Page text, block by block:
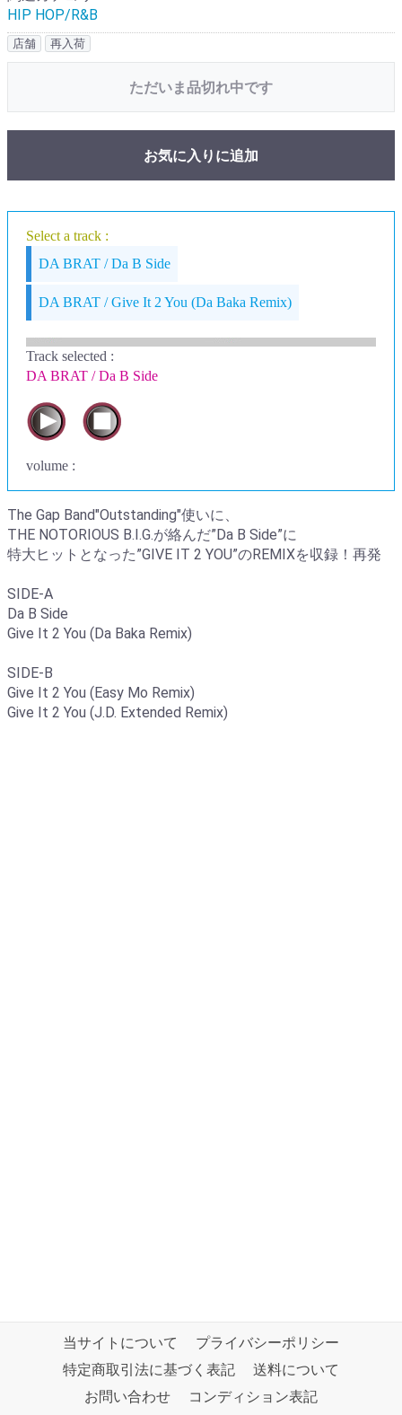
HIP HOP/R&B
店舗 再入荷
ただいま品切れ中です
お気に入りに追加
Select a track :
DA BRAT / Da B Side
DA BRAT / Give It 2 You (Da Baka Remix)
Track selected :
DA BRAT / Da B Side
volume :
The Gap Band"Outstanding"使いに、
THE NOTORIOUS B.I.G.が絡んだ”Da B Side”に
特大ヒットとなった”GIVE IT 2 YOU”のREMIXを収録！再発
SIDE-A
Da B Side
Give It 2 You (Da Baka Remix)
SIDE-B
Give It 2 You (Easy Mo Remix)
Give It 2 You (J.D. Extended Remix)
当サイトについて
プライバシーポリシー
特定商取引法に基づく表記
送料について
お問い合わせ
コンディション表記